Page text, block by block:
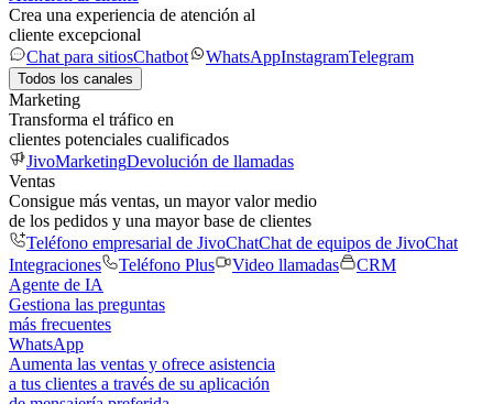
Crea una experiencia de atención al
cliente excepcional
Chat para sitiosChatbot WhatsAppInstagramTelegram
Todos los canales
Marketing
Transforma el tráfico en
clientes potenciales cualificados
JivoMarketingDevolución de llamadas
Ventas
Consigue más ventas, un mayor valor medio
de los pedidos y una mayor base de clientes
Teléfono empresarial de JivoChatChat de equipos de JivoChat
Integraciones
Teléfono Plus Video llamadas
CRM
Agente de IA
Gestiona las preguntas
más frecuentes
WhatsApp
Aumenta las ventas y ofrece asistencia
a tus clientes a través de su aplicación